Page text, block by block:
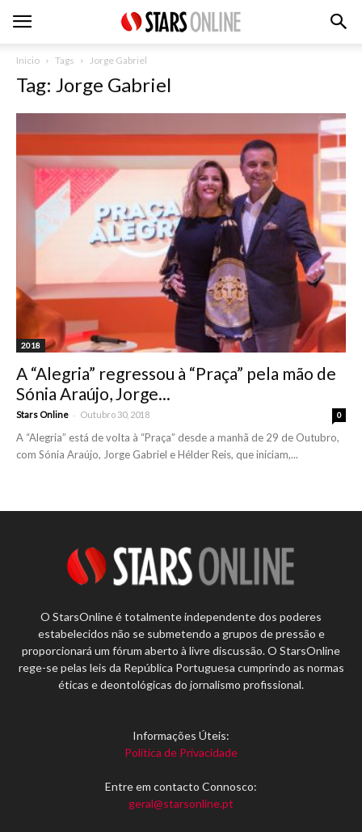
Inicio Tags Jorge Gabriel
Tag: Jorge Gabriel
2018
A “Alegria” regressou à “Praça” pela mão de
Sónia Araújo, Jorge...
Stars Online - Outubro 30, 2018 0
A “Alegria” está de volta à “Praça” desde a manhã de 29 de Outubro,
com Sónia Araújo, Jorge Gabriel e Hélder Reis, que iniciam,...
O StarsOnline é totalmente independente dos poderes
estabelecidos não se submetendo a grupos de pressão e
proporcionará um fórum aberto à livre discussão. O StarsOnline
rege-se pelas leis da República Portuguesa cumprindo as normas
éticas e deontológicas do jornalismo profissional.
Informações Úteis:
Política de Privacidade
Entre em contacto Connosco:
geral@starsonline.pt